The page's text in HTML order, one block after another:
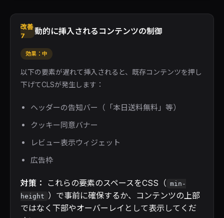
改善
7
動的に挿入されるコンテンツの制御
効果：中
以下の要素が遅れて挿入されると、既存コンテンツを押し
下げてCLSが発生します：
ヘッダーの告知バー（「本日送料無料」等）
クッキー同意バナー
レビュー表示ウィジェット
広告枠
対策： これらの要素のスペースをCSS（ min-
height ）で事前に確保するか、コンテンツの上部
ではなく下部やオーバーレイとして表示してくだ